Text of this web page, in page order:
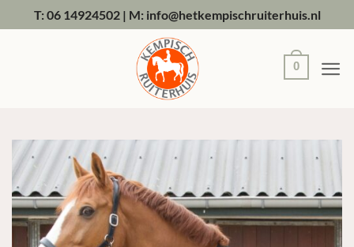
naar
T: 06 14924502| M: info@hetkempischruiterhuis.nl
0